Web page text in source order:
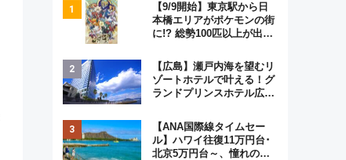
【9/9開始】東京駅から日
本橋エリアがポケモンの街
に!? 総勢100匹以上が出現
格謎解き・グッズ情報まと
め
【広島】瀬戸内海を望むリ
ゾートホテルで叶える！グ
ランドプリンスホテル広島
ジュアルパーティープラン
【ANA国際線タイムセー
ル】ハワイ往復11万円台･
北京5万円台～、憧れのビ